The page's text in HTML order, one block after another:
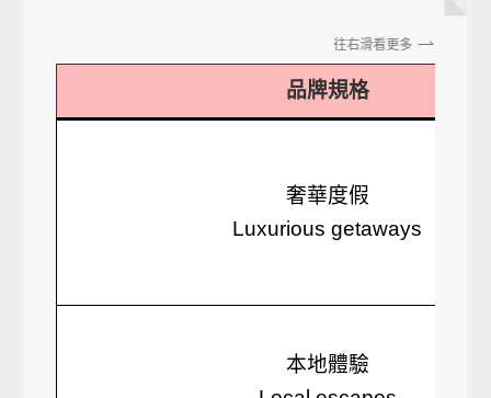
往右滑看更多
品牌規格
奢華度假
Luxurious getaways
本地體驗